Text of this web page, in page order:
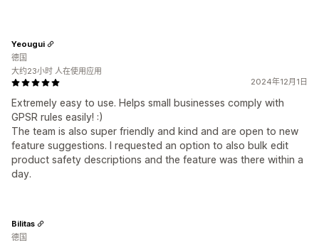
2024年12月1日
Extremely easy to use. Helps small businesses comply with
GPSR rules easily! :)
The team is also super friendly and kind and are open to new
feature suggestions. I requested an option to also bulk edit
product safety descriptions and the feature was there within a
day.
Yeougui
德国
大约23小时 人在使用应用
Bilitas
德国